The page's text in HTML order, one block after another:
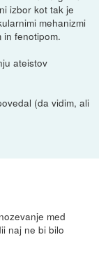
izbor kot tak je
mehanizmi
in fenotipom.
ateistov
(da vidim, ali
med
naj ne bi bilo